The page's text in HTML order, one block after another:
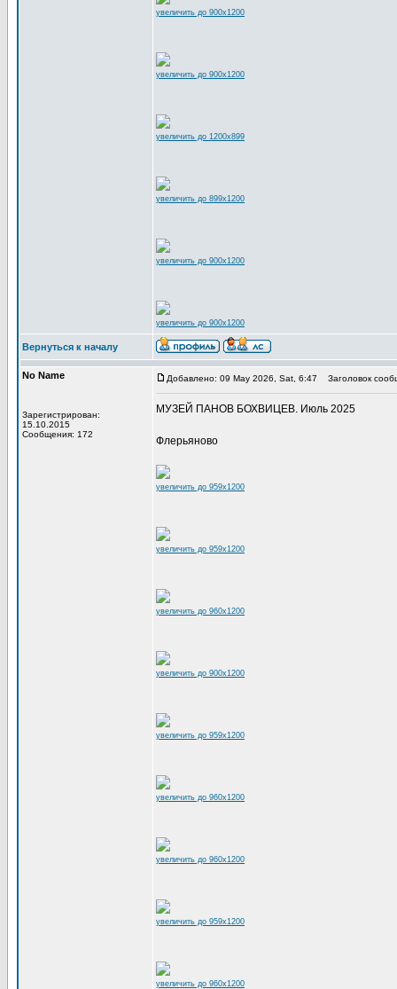
увеличить до 900x1200
увеличить до 900x1200
увеличить до 1200x899
увеличить до 899x1200
увеличить до 900x1200
увеличить до 900x1200
Вернуться к началу
No Name
Зарегистрирован:
15.10.2015
Сообщения: 172
Добавлено: 09 May 2026, Sat, 6:47 Заголовок
МУЗЕЙ ПАНОВ БОХВИЦЕВ. Июль 2025
Флерьяново
увеличить до 959x1200
увеличить до 959x1200
увеличить до 960x1200
увеличить до 900x1200
увеличить до 959x1200
увеличить до 960x1200
увеличить до 960x1200
увеличить до 959x1200
увеличить до 960x1200